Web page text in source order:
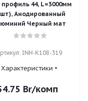
профиль 44, L=3000мм
шт), Анодированный
Черный мат
INH-K108-319
Характеристики
Br/комп